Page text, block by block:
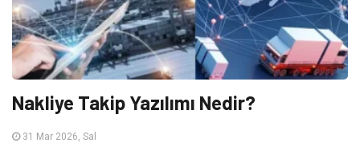
Nakliye Takip Yazılımı Nedir?
31 Mar 2026, Sal